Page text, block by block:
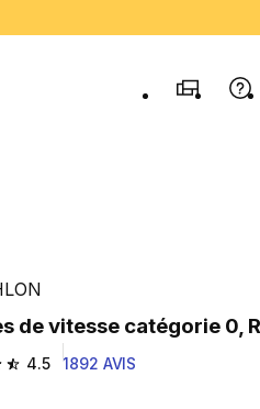
Magasins
de vitesse catégorie 0,
4.5
5 stars from 1892 reviews
1892 AVIS